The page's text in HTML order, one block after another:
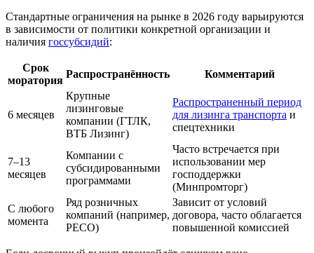
Стандартные ограничения на рынке в 2026 году варьируются
в зависимости от политики конкретной организации и
наличия госсубсидий:
Срок
моратория
Распространённость Комментарий
6 месяцев
Крупные
лизинговые
компании (ГТЛК,
ВТБ Лизинг)
Распространенный период
для лизинга транспорта и
спецтехники
7–13
месяцев
Компании с
субсидированными
программами
Часто встречается при
использовании мер
господдержки
(Минпромторг)
С любого
момента
Ряд розничных
компаний (например,
РЕСО)
Зависит от условий
договора, часто облагается
повышенной комиссией